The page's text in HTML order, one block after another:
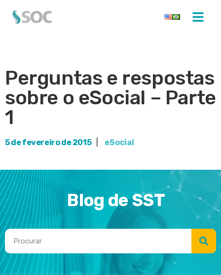
Perguntas e respostas
sobre o eSocial – Parte
1
5 de fevereiro de 2015 eSocial
Blog de SST